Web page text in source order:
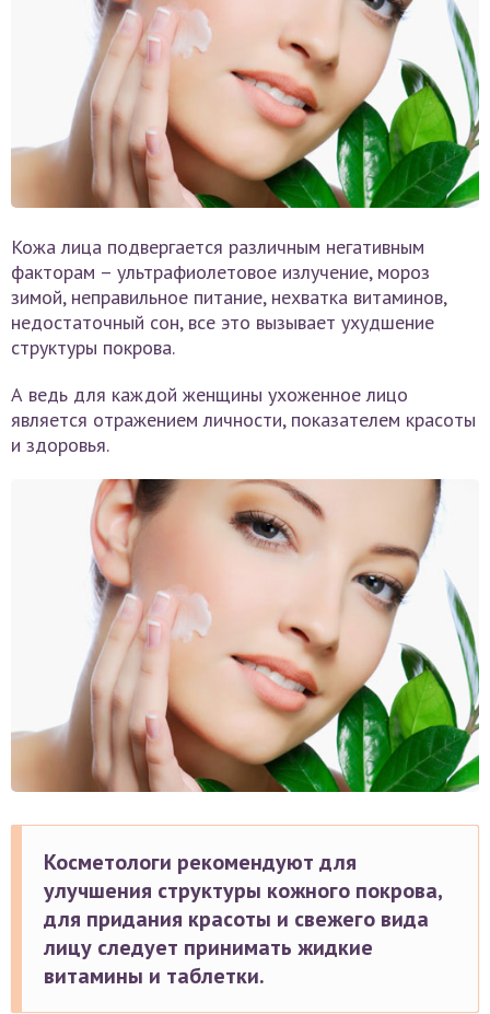
Кожа лица подвергается различным негативным
факторам – ультрафиолетовое излучение, мороз
зимой, неправильное питание, нехватка витаминов,
недостаточный сон, все это вызывает ухудшение
структуры покрова.
А ведь для каждой женщины ухоженное лицо
является отражением личности, показателем красоты
и здоровья.
Косметологи рекомендуют для
улучшения структуры кожного покрова,
для придания красоты и свежего вида
лицу следует принимать жидкие
витамины и таблетки.